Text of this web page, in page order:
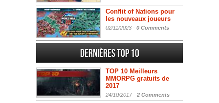
Conflit of Nations pour
les nouveaux joueurs
02/11/2023 - 0 Comments
Dernières Top 10
TOP 10 Meilleurs
MMORPG gratuits de
2017
24/10/2017 - 2 Comments